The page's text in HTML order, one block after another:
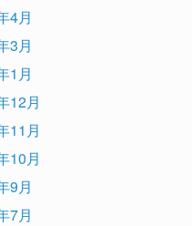
4月
3月
1月
12月
11月
10月
9月
7月